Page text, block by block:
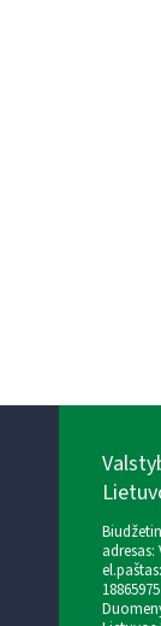
el.paštas: